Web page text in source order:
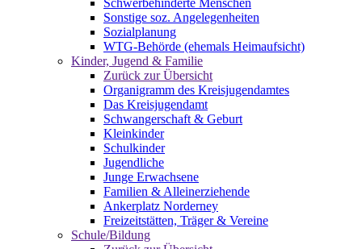
Sonstige soz. Angelegenheiten
Sozialplanung
WTG-Behörde (ehemals Heimaufsicht)
Kinder, Jugend & Familie
Zurück zur Übersicht
Organigramm des Kreisjugendamtes
Das Kreisjugendamt
Schwangerschaft & Geburt
Kleinkinder
Schulkinder
Jugendliche
Junge Erwachsene
Familien & Alleinerziehende
Ankerplatz Norderney
Freizeitstätten, Träger & Vereine
Schule/Bildung